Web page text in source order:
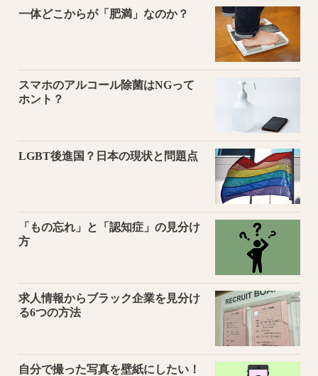
一体どこからが「肥満」なのか？
スマホのアルコール除菌はNGって
ホント？
LGBT後進国？日本の現状と問題点
「もの忘れ」と「認知症」の見分け
方
求人情報からブラック企業を見分け
る6つの方法
自分で撮った写真を壁紙にしたい！